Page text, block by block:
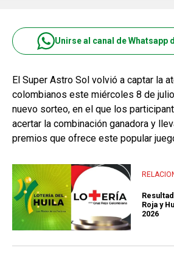
Unirse al canal de Whatsapp
El Super Astro Sol volvió a captar la
colombianos este miércoles 8 de
nuevo sorteo, en el que los
acertar la combinación ganadora y
premios que ofrece este popular
Roja y
2026